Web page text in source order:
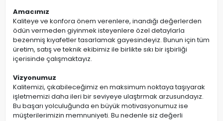
Amacımız
Kaliteye ve konfora önem verenlere, inandığı değerlerden
ödün vermeden giyinmek isteyenlere özel detaylarla
bezenmiş kıyafetler tasarlamak gayesindeyiz. Bunun için tüm
üretim, satış ve teknik ekibimiz ile birlikte sıkı bir işbirliği
içerisinde çalışmaktayız.
Vizyonumuz
Kalitemizi, çıkabileceğimiz en maksimum noktaya taşıyarak
işletmemizi daha ileri bir seviyeye ulaştırmak arzusundayız.
Bu başarı yolculuğunda en büyük motivasyonumuz ise
müşterilerimizin memnuniyeti. Bu nedenle siz değerli